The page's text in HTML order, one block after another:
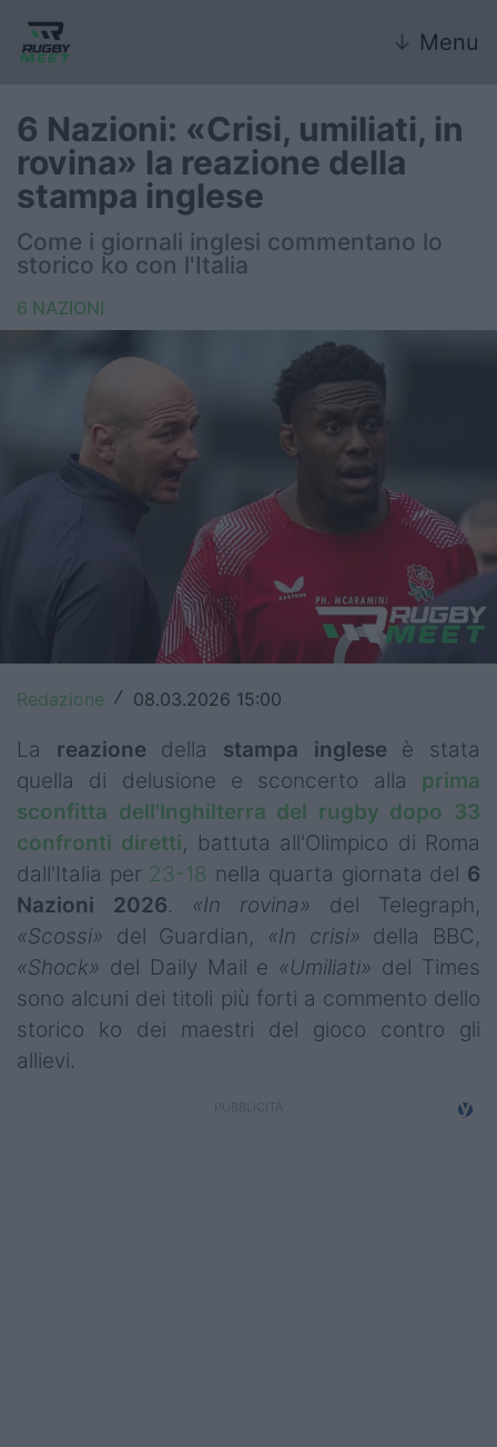
↓ Menu
Nazionale
Nazionali giovanili
FIR
6 Nazioni
United Rugby Championship
Premiership
Champions Cup
Rugby World Cup
Super Rugby
Rugby in TV
Mercato
Serie A Elite
Campionati
Serie A
6 Nazioni: «Crisi, umiliati, in
rovina» la reazione della
stampa inglese
Come i giornali inglesi commentano lo
storico ko con l'Italia
6 NAZIONI
Redazione / 08.03.2026 15:00
La reazione della stampa inglese è stata
quella di delusione e sconcerto alla prima
sconfitta dell'Inghilterra del rugby dopo 33
confronti diretti, battuta all'Olimpico di Roma
dall'Italia per 23-18 nella quarta giornata del 6
Nazioni 2026. «In rovina» del Telegraph,
«Scossi» del Guardian, «In crisi» della BBC,
«Shock» del Daily Mail e «Umiliati» del Times
sono alcuni dei titoli più forti a commento dello
storico ko dei maestri del gioco contro gli
allievi.